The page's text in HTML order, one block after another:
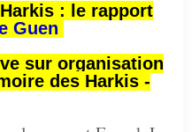
: le rapport
Guen
sur organisation
des Harkis -